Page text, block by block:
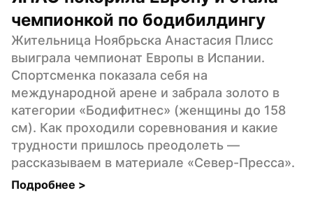
чемпионкой по бодибилдингу
Жительница Ноябрьска Анастасия Плисс
выиграла чемпионат Европы в Испании.
Спортсменка показала себя на
международной арене и забрала золото в
категории «Бодифитнес» (женщины до 158
см). Как проходили соревнования и какие
трудности пришлось преодолеть —
рассказываем в материале «Север-Пресса».
Подробнее >